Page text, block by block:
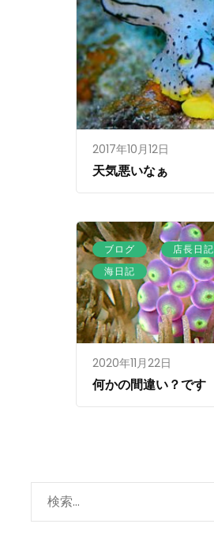
2017年10月12日
天気悪いなぁ
ブログ 、 店長日記
海日記
2020年11月22日
何かの間違い？です
検
索: